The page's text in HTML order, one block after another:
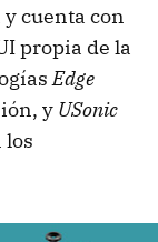
cuenta con
propia de la
Edge
y USonic
los